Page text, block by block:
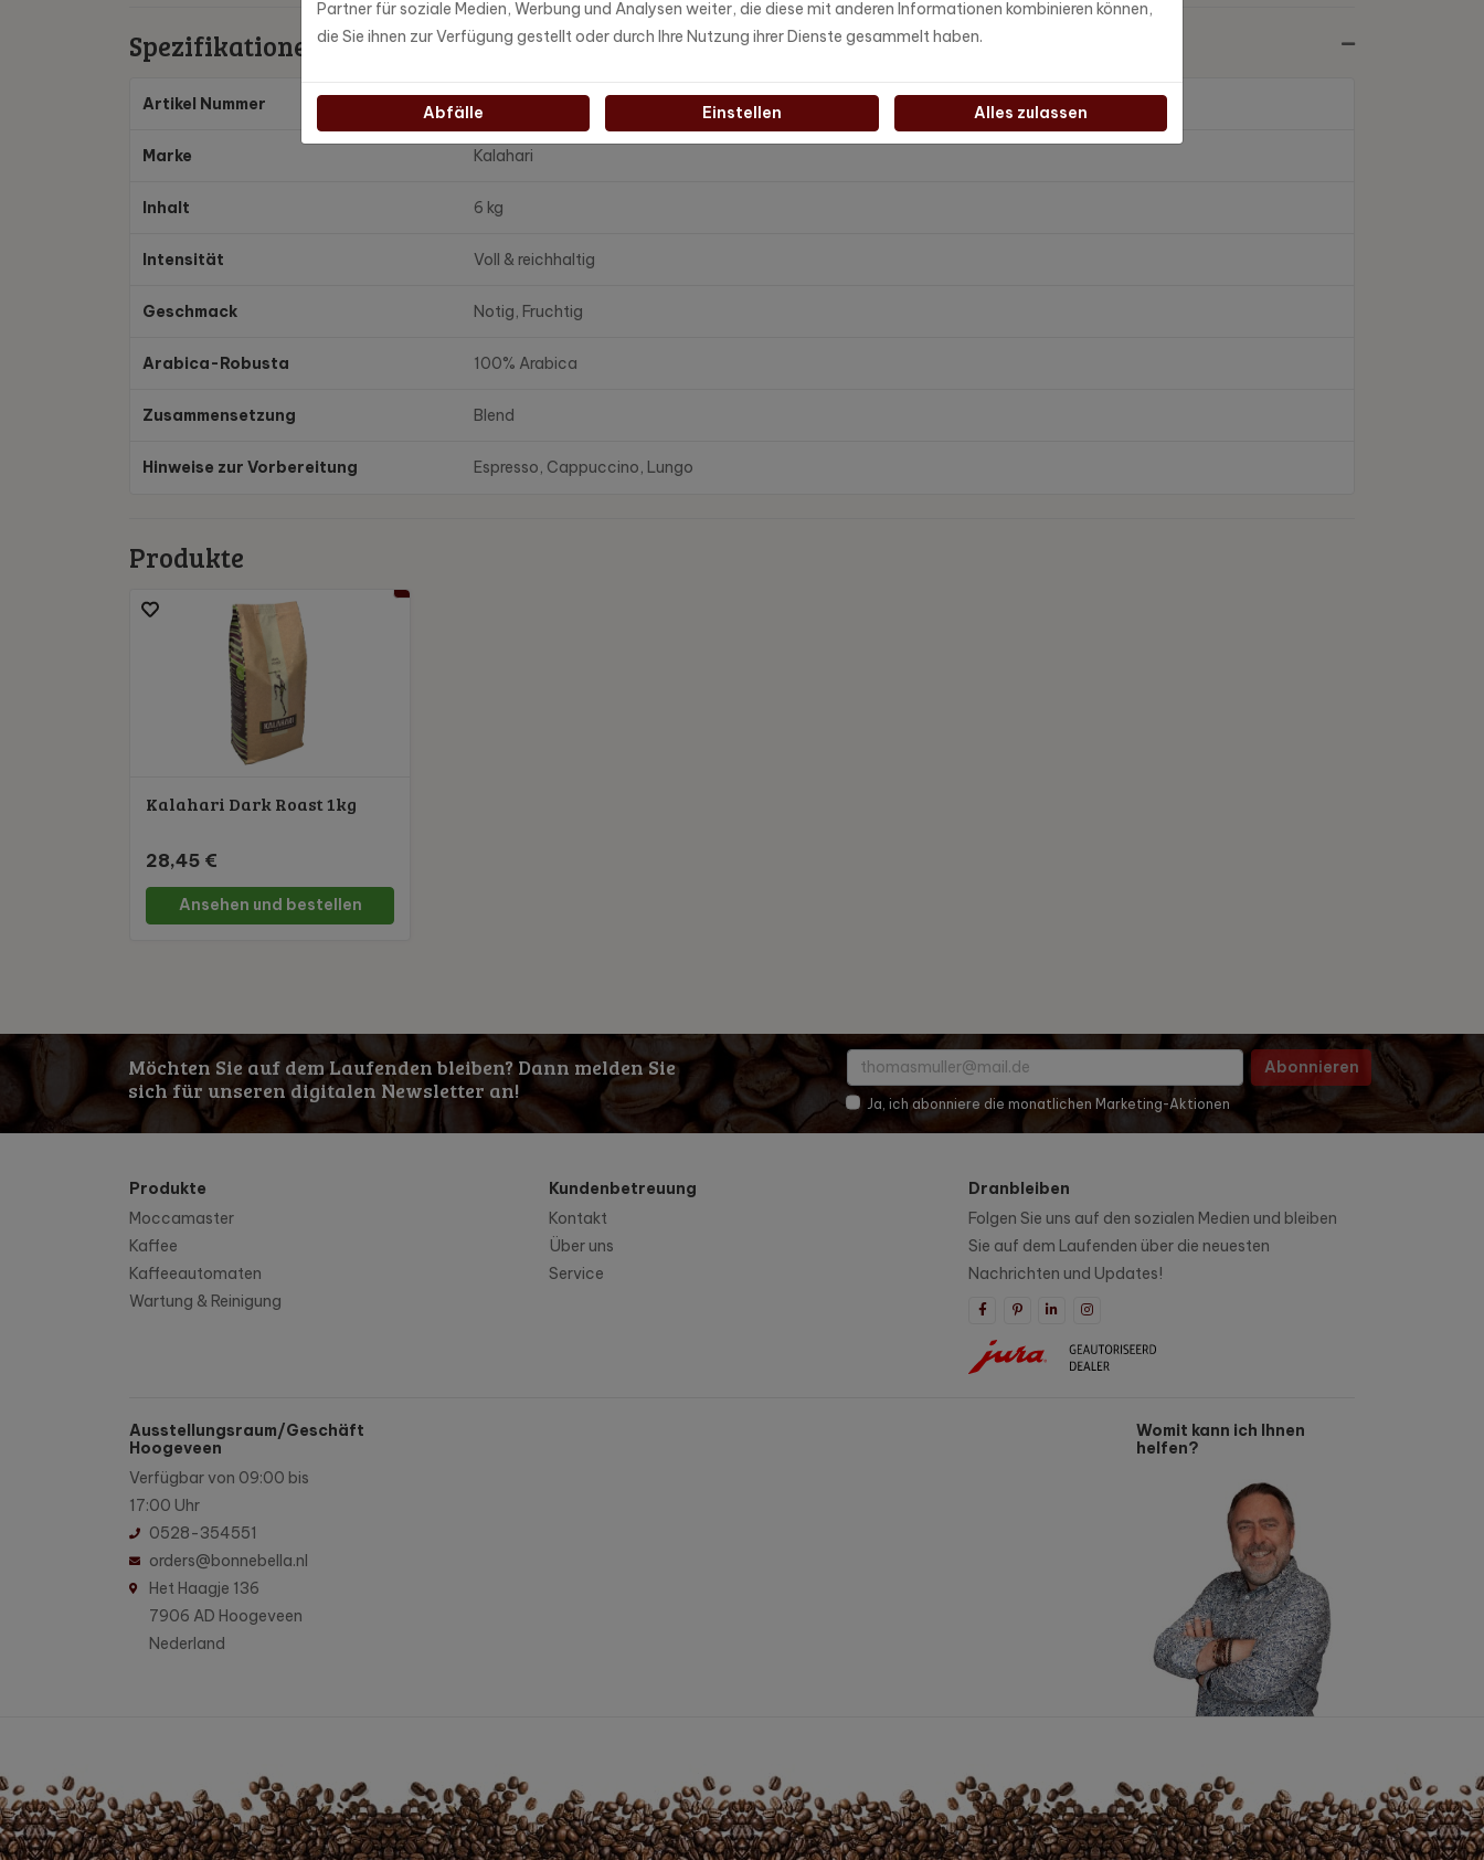
Spezifikationen
Artikel Nummer
Marke Kalahari
Inhalt 6 kg
Intensität Voll & reichhaltig
Geschmack Notig, Fruchtig
Arabica-Robusta 100% Arabica
Zusammensetzung Blend
Hinweise zur Vorbereitung Espresso, Cappuccino, Lungo
Produkte
Kalahari Dark Roast 1kg
28,45 €
Ansehen und bestellen
Möchten Sie auf dem Laufenden bleiben? Dann melden Sie
sich für unseren digitalen Newsletter an!
Abonnieren
Ja, ich abonniere die monatlichen Marketing-Aktionen
Produkte
Moccamaster
Kaffee
Kaffeeautomaten
Wartung & Reinigung
Kundenbetreuung
Kontakt
Über uns
Service
Dranbleiben
Folgen Sie uns auf den sozialen Medien und bleiben
Sie auf dem Laufenden über die neuesten
Nachrichten und Updates!
Ausstellungsraum/Geschäft
Hoogeveen
Verfügbar von 09:00 bis
17:00 Uhr
0528-354551
orders@bonnebella.nl
Het Haagje 136
7906 AD Hoogeveen
Nederland
Womit kann ich Ihnen
helfen?
Partner für soziale Medien, Werbung und Analysen weiter, die diese mit anderen Informationen kombinieren können,
die Sie ihnen zur Verfügung gestellt oder durch Ihre Nutzung ihrer Dienste gesammelt haben.
Abfälle Einstellen Alles zulassen